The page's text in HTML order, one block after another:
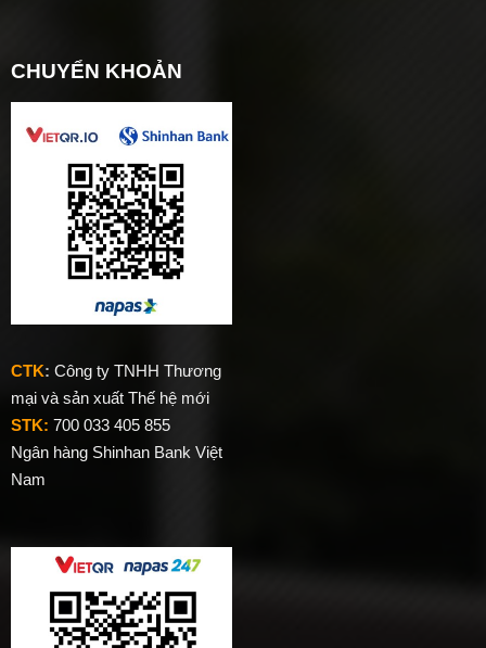
CHUYỂN KHOẢN
CTK: Công ty TNHH Thương
mại và sản xuất Thế hệ mới
STK: 700 033 405 855
Ngân hàng Shinhan Bank Việt
Nam